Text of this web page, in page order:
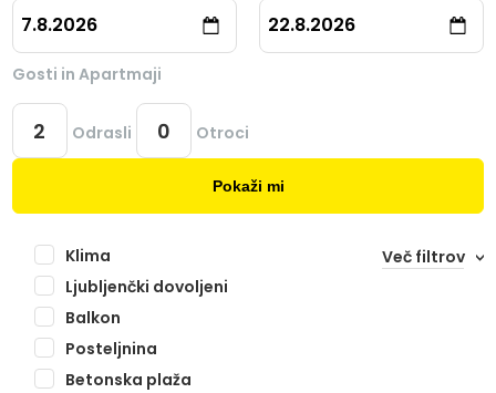
7.8.2026 22.8.2026
Gosti in Apartmaji
Odrasli Otroci
Pokaži mi
Klima
Ljubljenčki dovoljeni
Balkon
Posteljnina
Betonska plaža
Več filtrov